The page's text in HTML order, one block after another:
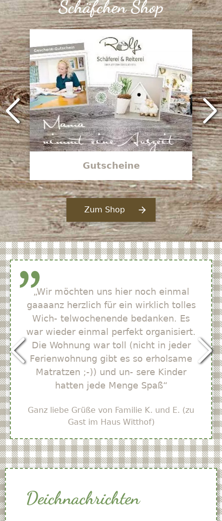
Schäfchen Shop
Gutscheine
Zum Shop
„Wir möchten uns hier noch einmal
gaaaanz herzlich für ein wirklich tolles
Wich- telwochenende bedanken. Es
war wieder einmal perfekt organisiert.
Die Wohnung war toll (nicht in jeder
Ferienwohnung gibt es so erholsame
Matratzen ;-)) und un- sere Kinder
hatten jede Menge Spaß“
Ganz liebe Grüße von Familie K. und E. (zu
Gast im Haus Witthof)
Deichnachrichten